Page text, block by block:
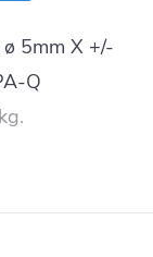
5mm X +/-
Q